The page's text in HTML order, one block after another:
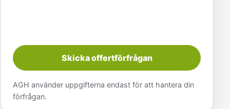
Skicka offertförfrågan
AGH använder uppgifterna endast för att hantera din
förfrågan.